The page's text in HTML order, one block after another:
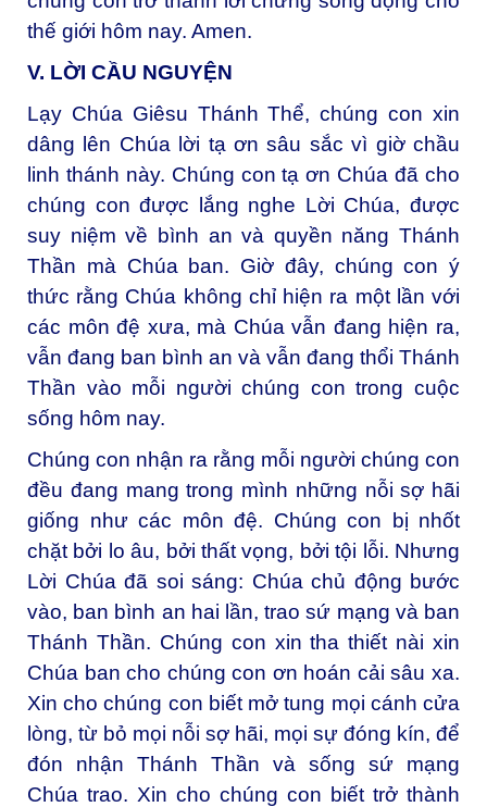
thế giới hôm nay. Amen.
V. LỜI CẦU NGUYỆN
Lạy Chúa Giêsu Thánh Thể, chúng con xin
dâng lên Chúa lời tạ ơn sâu sắc vì giờ chầu
linh thánh này. Chúng con tạ ơn Chúa đã cho
chúng con được lắng nghe Lời Chúa, được
suy niệm về bình an và quyền năng Thánh
Thần mà Chúa ban. Giờ đây, chúng con ý
thức rằng Chúa không chỉ hiện ra một lần với
các môn đệ xưa, mà Chúa vẫn đang hiện ra,
vẫn đang ban bình an và vẫn đang thổi Thánh
Thần vào mỗi người chúng con trong cuộc
sống hôm nay.
Chúng con nhận ra rằng mỗi người chúng con
đều đang mang trong mình những nỗi sợ hãi
giống như các môn đệ. Chúng con bị nhốt
chặt bởi lo âu, bởi thất vọng, bởi tội lỗi. Nhưng
Lời Chúa đã soi sáng: Chúa chủ động bước
vào, ban bình an hai lần, trao sứ mạng và ban
Thánh Thần. Chúng con xin tha thiết nài xin
Chúa ban cho chúng con ơn hoán cải sâu xa.
Xin cho chúng con biết mở tung mọi cánh cửa
lòng, từ bỏ mọi nỗi sợ hãi, mọi sự đóng kín, để
đón nhận Thánh Thần và sống sứ mạng
Chúa trao. Xin cho chúng con biết trở thành